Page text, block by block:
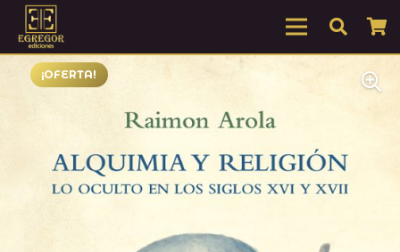
¡OFERTA!